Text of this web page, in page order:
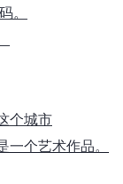
。
个城市
个艺术作品。